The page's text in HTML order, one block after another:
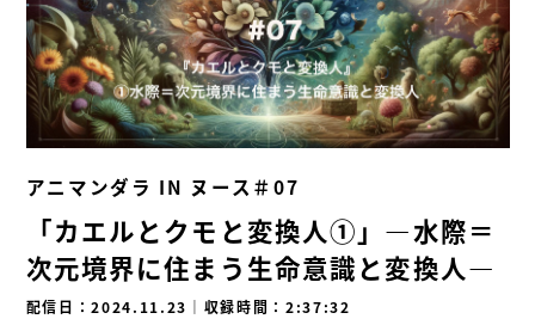
アニマンダラ IN ヌース＃07
「カエルとクモと変換人①」―水際＝
次元境界に住まう生命意識と変換人―
配信日：2024.11.23 ｜ 収録時間：2:37:32